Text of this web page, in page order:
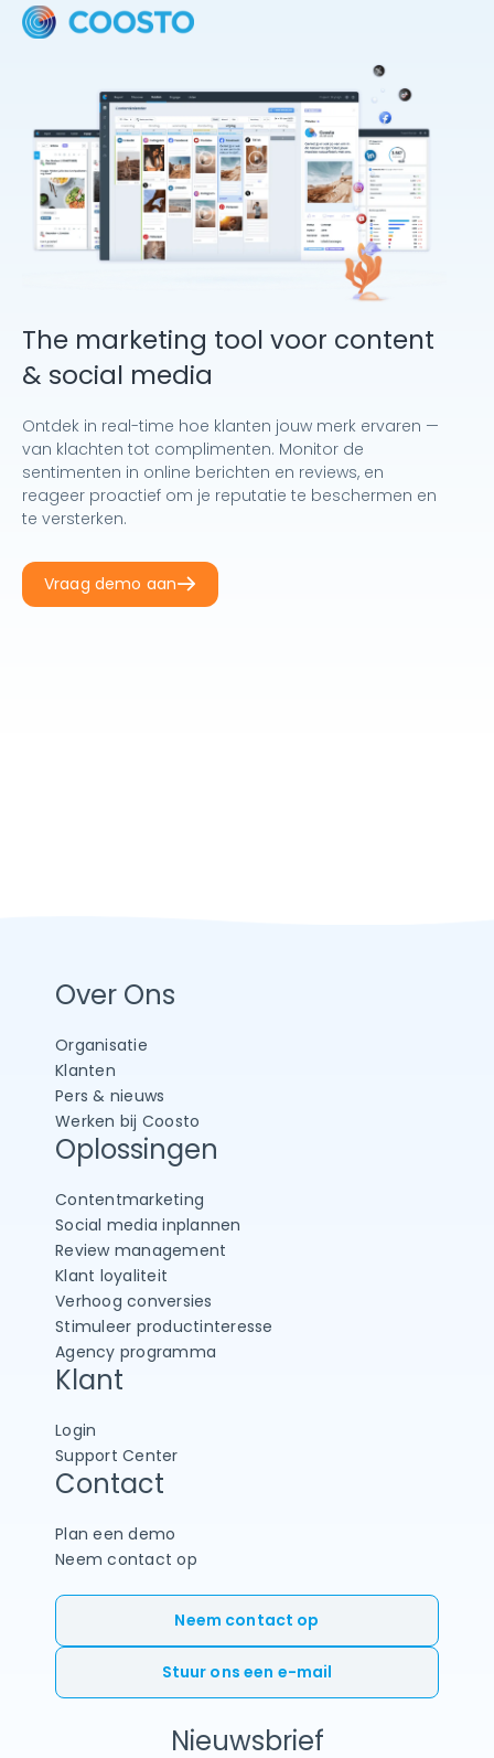
The marketing tool voor content
& social media
Ontdek in real-time hoe klanten jouw merk ervaren —
van klachten tot complimenten. Monitor de
sentimenten in online berichten en reviews, en
reageer proactief om je reputatie te beschermen en
te versterken.
Vraag demo aan
Neem contact op
Stuur ons een e-mail
Nieuwsbrief
Over Ons
Organisatie
Klanten
Pers & nieuws
Werken bij Coosto
Oplossingen
Contentmarketing
Social media inplannen
Review management
Klant loyaliteit
Verhoog conversies
Stimuleer productinteresse
Agency programma
Klant
Login
Support Center
Contact
Plan een demo
Neem contact op